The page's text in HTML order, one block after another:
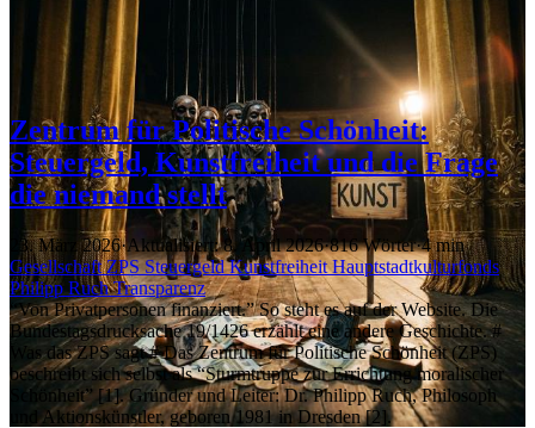
Zentrum für Politische Schönheit:
Steuergeld, Kunstfreiheit und die Frage
die niemand stellt
23. März 2026·Aktualisiert: 8. April 2026·816 Wörter·4 min
GesellschaftZPSSteuergeldKunstfreiheitHauptstadtkulturfonds
Philipp RuchTransparenz
“Von Privatpersonen finanziert.” So steht es auf der Website. Die
Bundestagsdrucksache 19/1426 erzählt eine andere Geschichte. #
Was das ZPS sagt # Das Zentrum für Politische Schönheit (ZPS)
beschreibt sich selbst als “Sturmtruppe zur Errichtung moralischer
Schönheit” [1]. Gründer und Leiter: Dr. Philipp Ruch, Philosoph
und Aktionskünstler, geboren 1981 in Dresden [2].